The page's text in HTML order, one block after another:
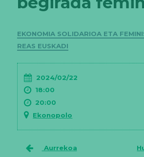
Kategoriak
EKONOMIA SOLIDARIOA ETA
REAS EUSKADI
2024/02/22
18:00
20:00
Ekonopolo
Aurrekoa